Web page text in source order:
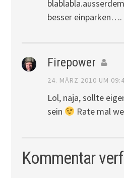
besser einparken….
Firepower
24. MÄRZ 2010 UM
Lol, naja, sollte
sein
Rate mal
Kommentar